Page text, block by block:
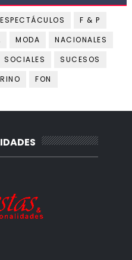
ESPECTÁCULOS
F & P
MODA
NACIONALES
SOCIALES
SUCESOS
FON